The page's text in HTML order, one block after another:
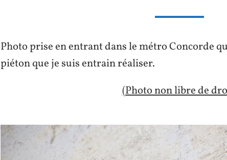
Photo prise en entrant dans le métro Concorde
piéton que je suis entrain réaliser.
(Photo non libre de